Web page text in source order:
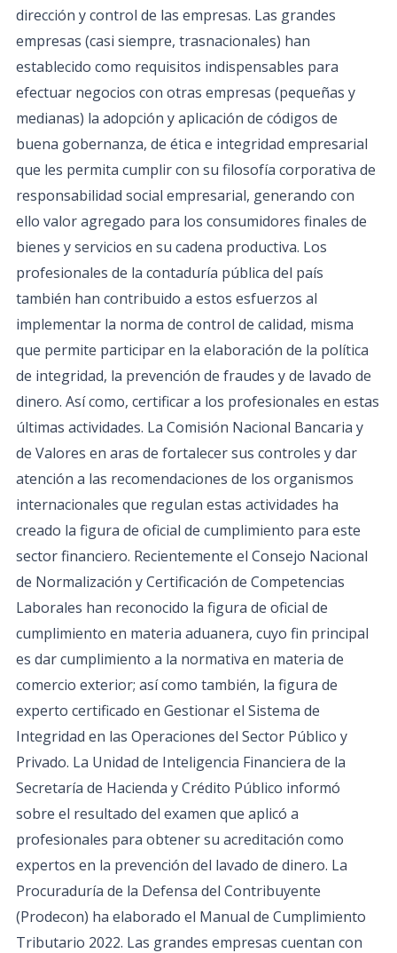
dirección y control de las empresas. Las grandes
empresas (casi siempre, trasnacionales) han
establecido como requisitos indispensables para
efectuar negocios con otras empresas (pequeñas y
medianas) la adopción y aplicación de códigos de
buena gobernanza, de ética e integridad empresarial
que les permita cumplir con su filosofía corporativa de
responsabilidad social empresarial, generando con
ello valor agregado para los consumidores finales de
bienes y servicios en su cadena productiva. Los
profesionales de la contaduría pública del país
también han contribuido a estos esfuerzos al
implementar la norma de control de calidad, misma
que permite participar en la elaboración de la política
de integridad, la prevención de fraudes y de lavado de
dinero. Así como, certificar a los profesionales en estas
últimas actividades. La Comisión Nacional Bancaria y
de Valores en aras de fortalecer sus controles y dar
atención a las recomendaciones de los organismos
internacionales que regulan estas actividades ha
creado la figura de oficial de cumplimiento para este
sector financiero. Recientemente el Consejo Nacional
de Normalización y Certificación de Competencias
Laborales han reconocido la figura de oficial de
cumplimiento en materia aduanera, cuyo fin principal
es dar cumplimiento a la normativa en materia de
comercio exterior; así como también, la figura de
experto certificado en Gestionar el Sistema de
Integridad en las Operaciones del Sector Público y
Privado. La Unidad de Inteligencia Financiera de la
Secretaría de Hacienda y Crédito Público informó
sobre el resultado del examen que aplicó a
profesionales para obtener su acreditación como
expertos en la prevención del lavado de dinero. La
Procuraduría de la Defensa del Contribuyente
(Prodecon) ha elaborado el Manual de Cumplimiento
Tributario 2022. Las grandes empresas cuentan con